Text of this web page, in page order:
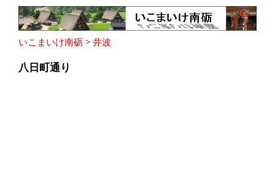
いこまいけ南砺 > 井波
八日町通り